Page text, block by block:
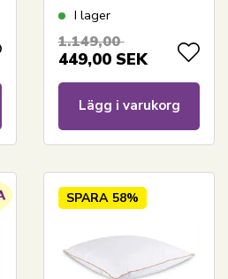
huvudkudde - Borg
I lager
1.149,00
449,00 SEK
Lägg i varukorg
SPARA 58%